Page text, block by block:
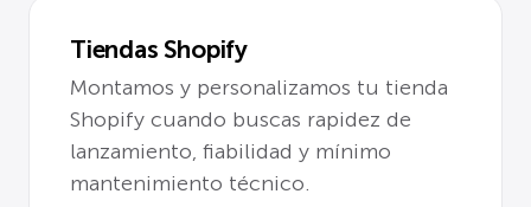
Tiendas Shopify
Montamos y personalizamos tu tienda
Shopify cuando buscas rapidez de
lanzamiento, fiabilidad y mínimo
mantenimiento técnico.